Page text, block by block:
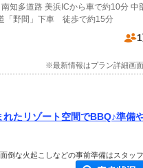
「野間」下車 徒歩で約15分
※最新情報はプラン詳細画面
たリゾート空間でBBQ♪準備
倒な火起こしなどの事前準備はスタッ